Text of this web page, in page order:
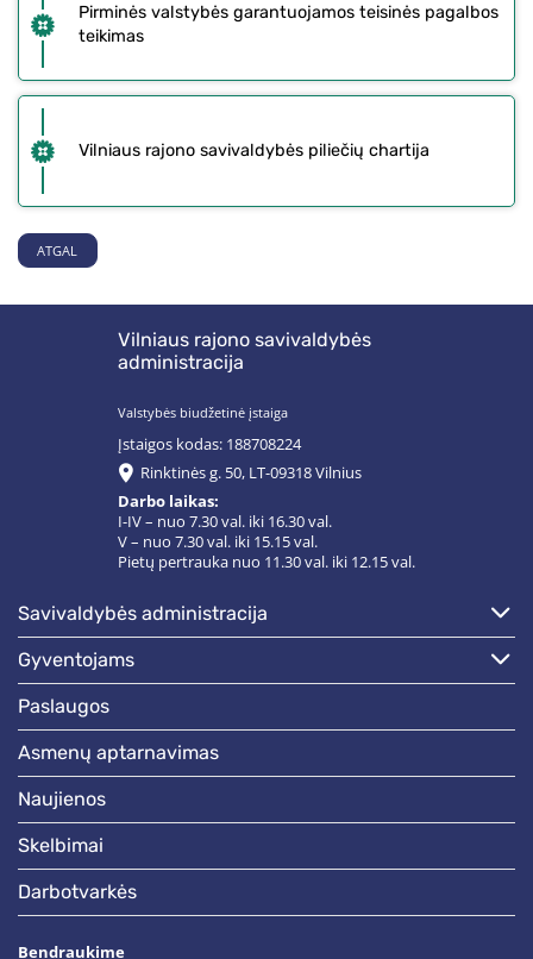
Pirminės valstybės garantuojamos teisinės pagalbos
teikimas
Vilniaus rajono savivaldybės piliečių chartija
ATGAL
Vilniaus rajono savivaldybės
administracija
Valstybės biudžetinė įstaiga
Įstaigos kodas: 188708224
Rinktinės g. 50, LT-09318 Vilnius
Darbo laikas:
I-IV – nuo 7.30 val. iki 16.30 val.
V – nuo 7.30 val. iki 15.15 val.
Pietų pertrauka nuo 11.30 val. iki 12.15 val.
savivaldybės administracija
gyventojams
paslaugos
asmenų aptarnavimas
naujienos
skelbimai
darbotvarkės
Bendraukime